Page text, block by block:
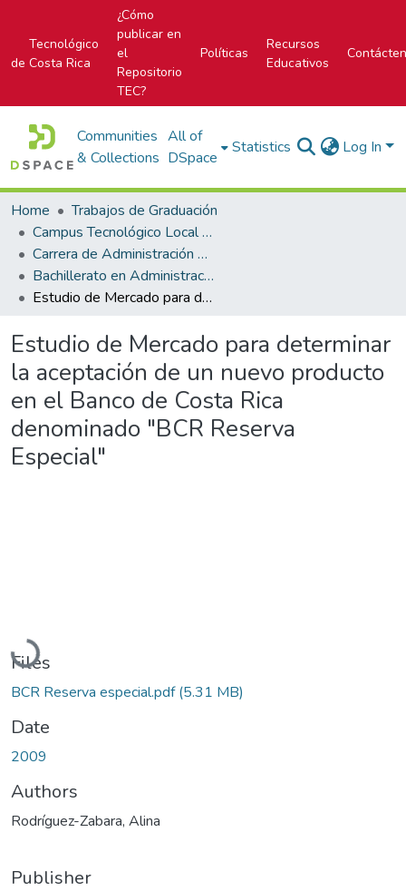
Tecnológico
de Costa Rica
¿Cómo
publicar en
el
Repositorio
TEC?
Políticas
Recursos
Educativos
Communities
& Collections
All of
DSpace
Statistics Log In
Home
Trabajos de Graduación
Campus Tecnológico Local San José
Carrera de Administración de Empresa
Bachillerato en Administración de Empresas
Estudio de Mercado para determinar la aceptación de un nuevo producto en el Banco de Costa Rica denominado "BCR Reserva Especial"
Estudio de Mercado para determinar
la aceptación de un nuevo producto
en el Banco de Costa Rica
denominado "BCR Reserva
Especial"
Loading...
Files
BCR Reserva especial.pdf(5.31 MB)
Date
2009
Authors
Rodríguez-Zabara, Alina
Publisher